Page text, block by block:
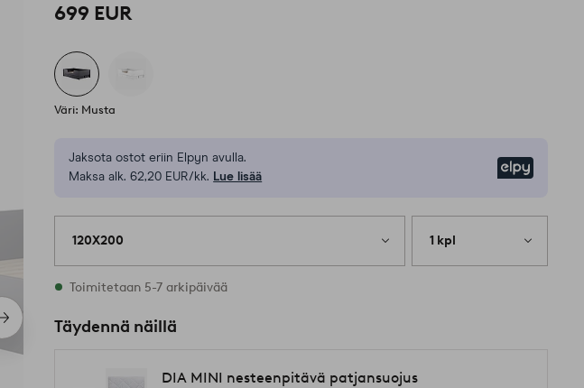
Seuraava
tuote
699 EUR
Väri: Musta
Jaksota ostot eriin Elpyn avulla.
Maksa alk. 62,20 EUR/kk. Lue lisää
120X200 1 kpl
Varastossa
Toimitetaan 5-7 arkipäivää
Täydennä näillä
DIA MINI nesteenpitävä patjansuojus